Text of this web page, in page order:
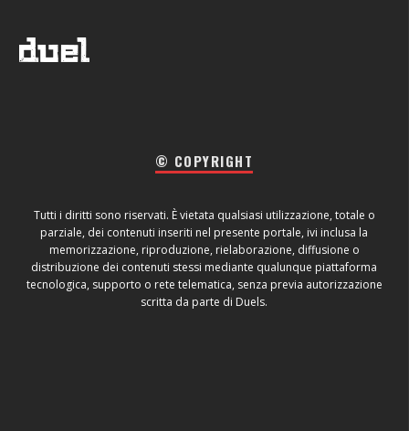
© COPYRIGHT
Tutti i diritti sono riservati. È vietata qualsiasi utilizzazione, totale o
parziale, dei contenuti inseriti nel presente portale, ivi inclusa la
memorizzazione, riproduzione, rielaborazione, diffusione o
distribuzione dei contenuti stessi mediante qualunque piattaforma
tecnologica, supporto o rete telematica, senza previa autorizzazione
scritta da parte di Duels.